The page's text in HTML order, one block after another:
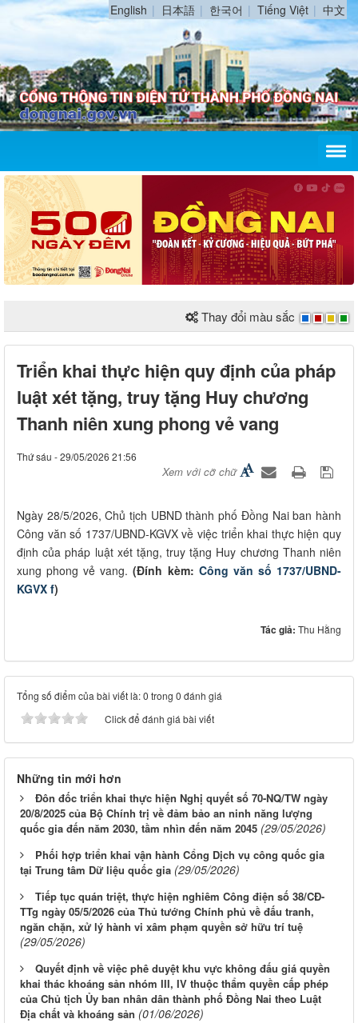
English 日本語 한국어 Tiếng Việt 中文
Thay đổi màu sắc
Triển khai thực hiện quy định của pháp
luật xét tặng, truy tặng Huy chương
Thanh niên xung phong vẻ vang
Thứ sáu - 29/05/2026 21:56
Xem với cỡ chữ
Ngày 28/5/2026, Chủ tịch UBND thành phố Đồng Nai ban hành
Công văn số 1737/UBND-KGVX về việc triển khai thực hiện quy
định của pháp luật xét tặng, truy tặng Huy chương Thanh niên
xung phong vẻ vang.(Đính kèm: Công văn số 1737/UBND-
KGVX f)
Tác giả: Thu Hằng
Tổng số điểm của bài viết là: 0 trong 0 đánh giá
Click để đánh giá bài viết
Những tin mới hơn
Đôn đốc triển khai thực hiện Nghị quyết số 70-NQ/TW ngày
20/8/2025 của Bộ Chính trị về đảm bảo an ninh năng lượng
quốc gia đến năm 2030, tầm nhìn đến năm 2045 (29/05/2026)
Phối hợp triển khai vận hành Cổng Dịch vụ công quốc gia
tại Trung tâm Dữ liệu quốc gia (29/05/2026)
Tiếp tục quán triệt, thực hiện nghiêm Công điện số 38/CĐ-
TTg ngày 05/5/2026 của Thủ tướng Chính phủ về đấu tranh,
ngăn chặn, xử lý hành vi xâm phạm quyền sở hữu trí tuệ
(29/05/2026)
Quyết định về việc phê duyệt khu vực không đấu giá quyền
khai thác khoáng sản nhóm III, IV thuộc thẩm quyền cấp phép
của Chủ tịch Ủy ban nhân dân thành phố Đồng Nai theo Luật
Địa chất và khoáng sản (01/06/2026)